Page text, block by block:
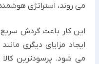
می روند، استراتژی
این کار باعث گردش سریع
ایجاد مزایای دیگری
می شود. پرسودترین